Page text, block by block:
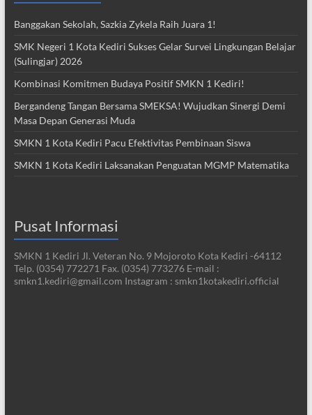
Banggakan Sekolah, Sazkia Zykela Raih Juara 1!
SMK Negeri 1 Kota Kediri Sukses Gelar Survei Lingkungan Belajar
(Sulingjar) 2026
Kombinasi Komitmen Budaya Positif SMKN 1 Kediri!
Bergandeng Tangan Bersama SMEKSA! Wujudkan Sinergi Demi
Masa Depan Generasi Muda
SMKN 1 Kota Kediri Pacu Efektivitas Pembinaan Siswa
SMKN 1 Kota Kediri Laksanakan Penguatan MGMP Matematika
Pusat Informasi
SMKN 1 Kediri Jl. Veteran No. 9 Mojoroto Kota Kediri -64112
Telp. (0354) 772271 Fax. (0354) 773276 E-mail :
smkn1.kediri@gmail.com Instagram : smkn1kotakediri.official